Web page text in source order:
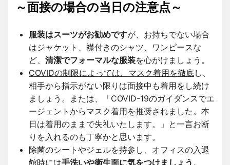
～面接の場合の当日の注意点～
服装はスーツがお勧めですが、お持ちでない場合
はジャケット、襟付きのシャツ、ワンピースな
ど、 清潔でフォーマルな服装を心がけましょう。
COVIDの制限によっては、マスク着用を徹底し、
相手から指示がない限りは面接中も着用をし続け
ましょう。または、「COVID-19のガイダンスでエ
ージェントからマスク着用を推奨されました。本
日は着用のままで失礼いたします。」と一言お断
りを入れるのも丁寧かと思います。
除菌のシートやジェルを持参し、オフィスの入退
館時には手洗いや衛生面に気をつけましょう 。